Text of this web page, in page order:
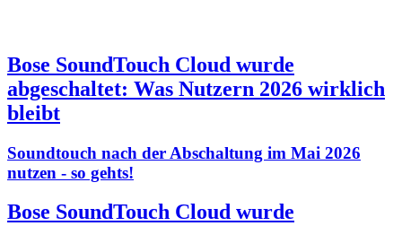
Bose SoundTouch Cloud wurde
abgeschaltet: Was Nutzern 2026 wirklich
bleibt
Soundtouch nach der Abschaltung im Mai 2026
nutzen - so gehts!
Bose SoundTouch Cloud wurde